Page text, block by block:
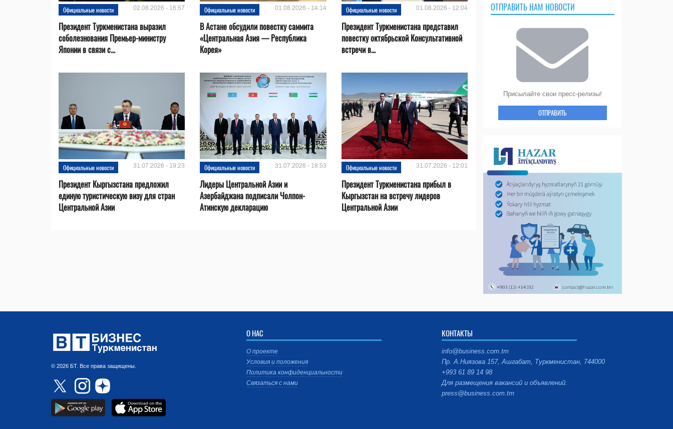
Официальные новости 02.08.2026 - 16:57
Президент Туркменистана выразил
соболезнования Премьер-министру
Японии в связи с...
Официальные новости 01.08.2026 - 14:14
В Астане обсудили повестку саммита
«Центральная Азия — Республика
Корея»
Официальные новости 01.08.2026 - 12:04
Президент Туркменистана представил
повестку октябрьской Консультативной
встречи в...
Официальные новости 31.07.2026 - 19:23
Президент Кыргызстана предложил
единую туристическую визу для стран
Центральной Азии
Официальные новости 31.07.2026 - 18:53
Лидеры Центральной Азии и
Азербайджана подписали Чолпон-
Атинскую декларацию
Официальные новости 31.07.2026 - 12:01
Президент Туркменистана прибыл в
Кыргызстан на встречу лидеров
Центральной Азии
ОТПРАВИТЬ НАМ НОВОСТИ
Присылайте свои пресс-релизы!
ОТПРАВИТЬ
© 2026 БТ. Все права защищены.
О НАС
О проекте
Условия и положения
Политика конфиденциальности
Связаться с нами
КОНТАКТЫ
info@business.com.tm
Пр. А.Ниязова 157, Ашгабат, Туркменистан, 744000
+993 61 89 14 98
Для размещения вакансий и объявлений:
press@business.com.tm